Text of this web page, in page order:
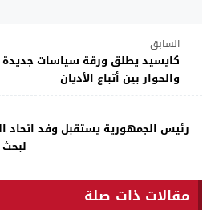
السابق
كايسيد يطلق ورقة سياسات جديدة
والحوار بين أتباع الأديان
رئيس الجمهورية يستقبل وفد اتحاد
مقالات ذات صلة